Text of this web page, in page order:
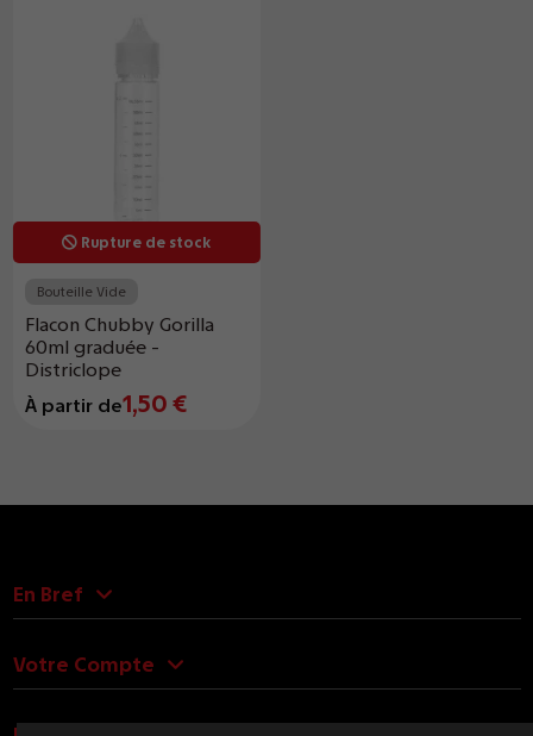
Rupture de stock
Bouteille Vide
Flacon Chubby Gorilla
60ml graduée -
Districlope
À partir de1,50 €
En Bref
Votre Compte